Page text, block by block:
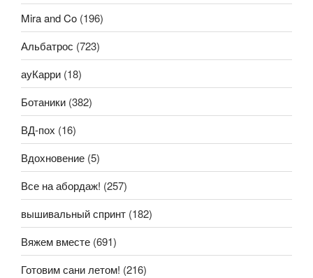
Mira and Co (196)
Альбатрос (723)
ауКарри (18)
Ботаники (382)
ВД-пох (16)
Вдохновение (5)
Все на абордаж! (257)
вышивальный спринт (182)
Вяжем вместе (691)
Готовим сани летом! (216)